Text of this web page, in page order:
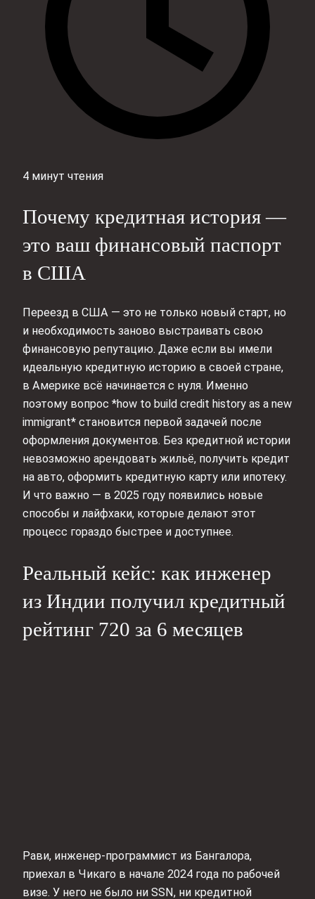
4 минут чтения
Почему кредитная история —
это ваш финансовый паспорт
в США
Переезд в США — это не только новый старт, но
и необходимость заново выстраивать свою
финансовую репутацию. Даже если вы имели
идеальную кредитную историю в своей стране,
в Америке всё начинается с нуля. Именно
поэтому вопрос *how to build credit history as a new
immigrant* становится первой задачей после
оформления документов. Без кредитной истории
невозможно арендовать жильё, получить кредит
на авто, оформить кредитную карту или ипотеку.
И что важно — в 2025 году появились новые
способы и лайфхаки, которые делают этот
процесс гораздо быстрее и доступнее.
Реальный кейс: как инженер
из Индии получил кредитный
рейтинг 720 за 6 месяцев
Рави, инженер-программист из Бангалора,
приехал в Чикаго в начале 2024 года по рабочей
визе. У него не было ни SSN, ни кредитной